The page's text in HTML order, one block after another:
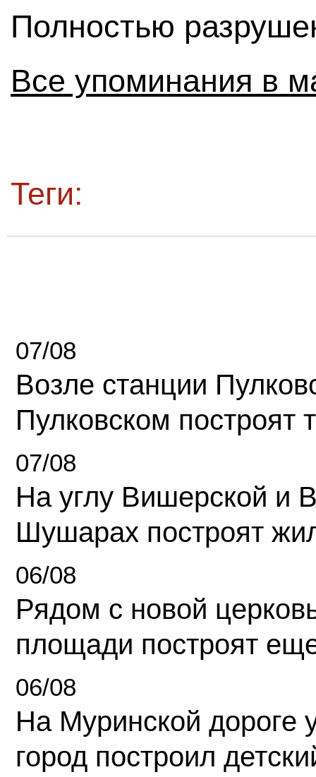
Полностью
Все упоминания в
Теги:
07/08
Возле станции
Пулковском построят
07/08
На углу Вишерской и
Шушарах построят
06/08
Рядом с новой
площади построят
06/08
На Муринской дороге
город построил